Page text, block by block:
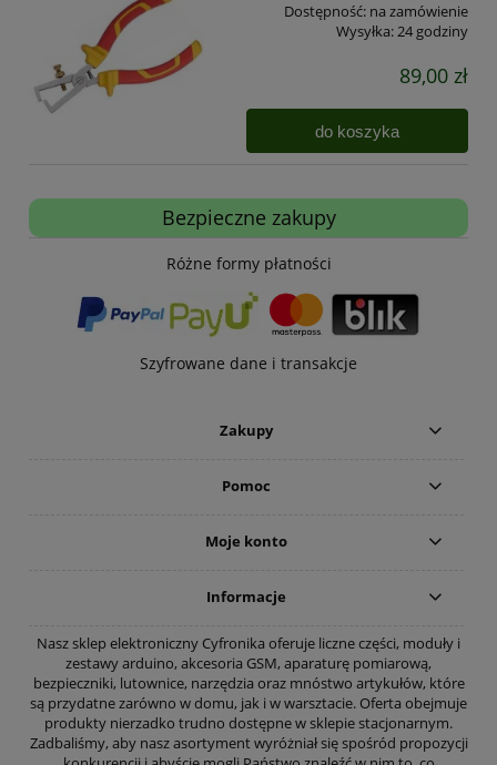
Dostępność: na zamówienie
Wysyłka:24 godziny
89,00 zł
do koszyka
Bezpieczne zakupy
Różne formy płatności
Szyfrowane dane i transakcje
Zakupy
Pomoc
Moje konto
Informacje
Nasz sklep elektroniczny Cyfronika oferuje liczne części, moduły i
zestawy arduino, akcesoria GSM, aparaturę pomiarową,
bezpieczniki, lutownice, narzędzia oraz mnóstwo artykułów, które
są przydatne zarówno w domu, jak i w warsztacie. Oferta obejmuje
produkty nierzadko trudno dostępne w sklepie stacjonarnym.
Zadbaliśmy, aby nasz asortyment wyróżniał się spośród propozycji